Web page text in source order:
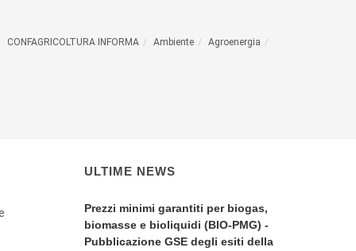
CONFAGRICOLTURA INFORMA Ambiente Agroenergia
ULTIME NEWS
Prezzi minimi garantiti per biogas,
biomasse e bioliquidi (BIO-PMG) -
Pubblicazione GSE degli esiti della